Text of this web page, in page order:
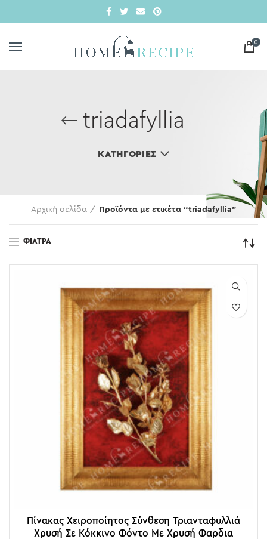
0
triadafyllia
ΚΑΤΗΓΟΡΊΕΣ
Αρχική σελίδα Προϊόντα με ετικέτα “triadafyllia”
ΦΊΛΤΡΑ
Πίνακας Χειροποίητος Σύνθεση Τριανταφυλλιά
Χρυσή Σε Κόκκινο Φόντο Με Χρυσή Φαρδια